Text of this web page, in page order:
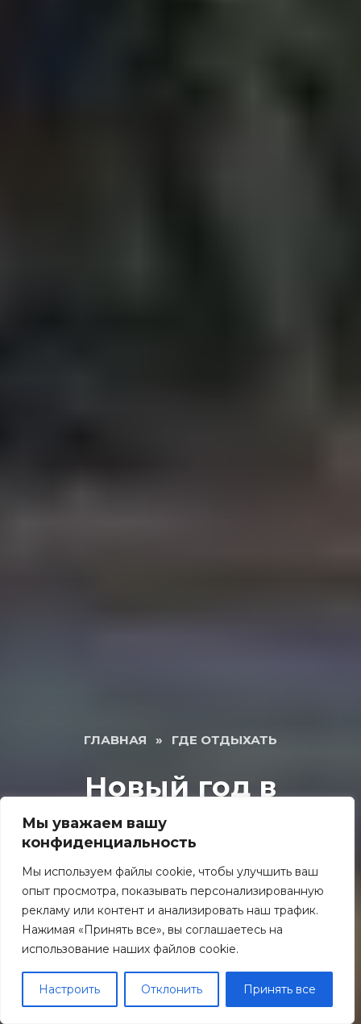
Мы уважаем вашу
конфиденциальность
Мы используем файлы cookie, чтобы улучшить ваш
опыт просмотра, показывать персонализированную
рекламу или контент и анализировать наш трафик.
Нажимая «Принять все», вы соглашаетесь на
использование наших файлов cookie.
Настроить Отклонить Принять все
ГЛАВНАЯ » ГДЕ ОТДЫХАТЬ
Новый год в
Калининграде — как
мы съездили в
Калининград
самостоятельно
ГДЕ ОТДЫХАТЬ